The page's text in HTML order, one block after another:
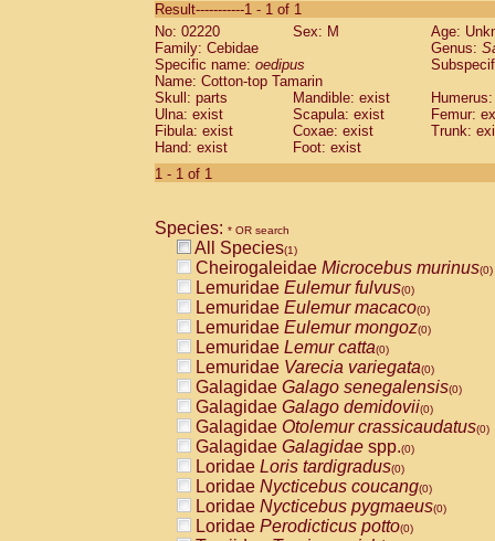
CebidaeSaguinus labiatus(0)
Cebidae Saguinus leucopus (0)
Cebidae
CebidaeSaguinus mystax
Cebidae Saguinus nigricollis (0)
Cebidae Saguinus oedipus
Cebidae Saguinus weddelli
Cebidae Saguinusspp.
Cebidae
CebidaeCebus capucinus
CebidaeCebus nigrivittatus
CebidaeCebus spp.(0)
CebidaeSaimiri boliviensis(0)
CebidaeSaimiri sciureus(0)
AtelidaeAlouatta caraya(0)
AtelidaeAlouatta fusca(0)
AtelidaeAlouatta seniculus(0)
AtelidaeAlouattaspp.(0)
AtelidaeAteles belzebuth(0)
AtelidaeAteles geoffroyi(0)
AtelidaeAteles paniscus(0)
AtelidaeAtelesspp.(0)
AtelidaeLagothrix lagothricha(0)
AtelidaeLagothrix lagothricha cana
PitheciidaeCacajao calvus
Result-----------1 - 1 of 1
No: 02220
Sex: M
Age:
Family: Cebidae
Genus:
Specific name: oedipus
Name: Cotton-top Tamarin
Skull: parts
Mandible: exist
Ulna: exist
Scapula: exist
Femur:
Fibula: exist
Coxae: exist
Trunk:
Hand: exist
Foot: exist
1 - 1 of 1
Species: * OR search
All Species(1)
Cheirogaleidae Microcebus murinus(0)
Lemuridae Eulemur fulvus(0)
Lemuridae Eulemur macaco(0)
Lemuridae Eulemur mongoz(0)
Lemuridae Lemur catta(0)
Lemuridae Varecia variegata(0)
Galagidae Galago senegalensis(0)
Galagidae Galago demidovii(0)
Galagidae Otolemur crassicaudatus(0)
Galagidae Galagidae spp.(0)
Loridae Loris tardigradus(0)
Loridae Nycticebus coucang(0)
Loridae Nycticebus pygmaeus(0)
Loridae Perodicticus potto(0)